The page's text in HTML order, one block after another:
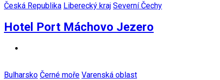
Česká Republika Liberecký kraj Severní Čechy
Hotel Port Máchovo Jezero
Bulharsko Černé moře Varenská oblast